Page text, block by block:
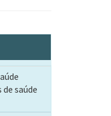
saúde